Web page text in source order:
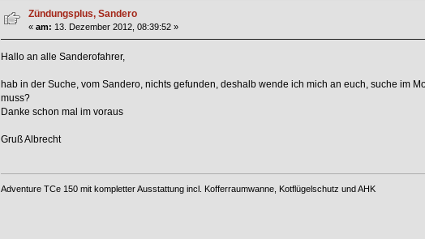
Zündungsplus, Sandero
« am: 13. Dezember 2012, 08:39:52 »
Hallo an alle Sanderofahrer,
hab in der Suche, vom Sandero, nichts gefunden, deshalb wende ich mich an euch, suche im
muss?
Danke schon mal im voraus
Gruß Albrecht
Adventure TCe 150 mit kompletter Ausstattung incl. Kofferraumwanne, Kotflügelschutz und AHK